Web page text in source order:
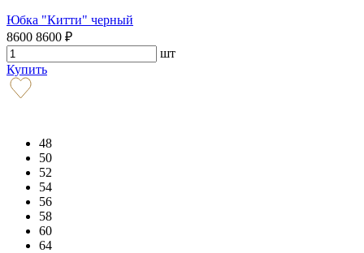
Юбка "Китти" черный
8600 8600 ₽
шт
Купить
48
50
52
54
56
58
60
64